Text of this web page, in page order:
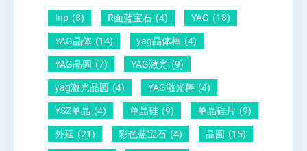
？
说
明
向
1
怎
么
测
-
压
电
晶
圆
钛
Inp (8) R面蓝宝石 (4) YAG (18)
YAG晶体 (14) yag晶体棒 (4)
YAG晶圆 (7) YAG激光 (9)
yag激光晶圆 (4) YAG激光棒 (4)
YSZ单晶 (4) 单晶硅 (9) 单晶硅片 (9)
外延 (21) 彩色蓝宝石 (4) 晶圆 (15)